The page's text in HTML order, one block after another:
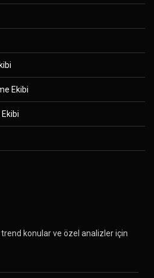
Ekibi
konular ve özel analizler için